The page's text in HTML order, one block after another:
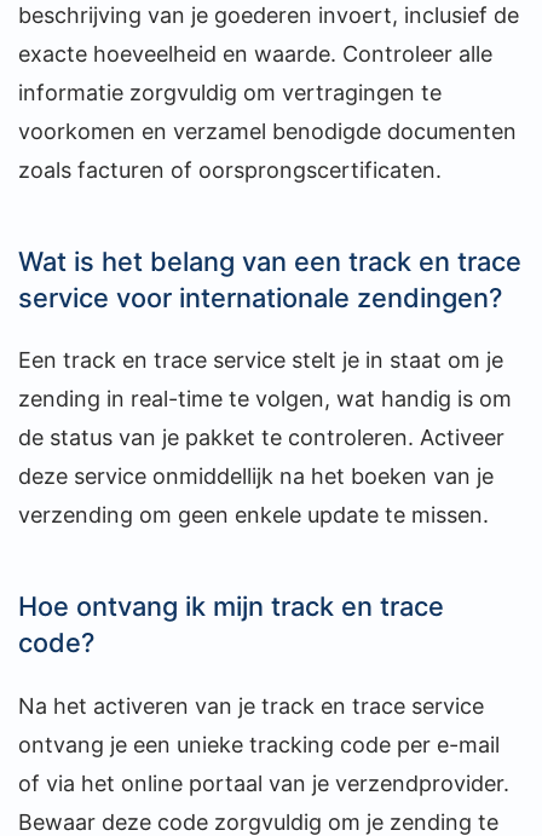
beschrijving van je goederen invoert, inclusief de
exacte hoeveelheid en waarde. Controleer alle
informatie zorgvuldig om vertragingen te
voorkomen en verzamel benodigde documenten
zoals facturen of oorsprongscertificaten.
Wat is het belang van een track en trace
service voor internationale zendingen?
Een track en trace service stelt je in staat om je
zending in real-time te volgen, wat handig is om
de status van je pakket te controleren. Activeer
deze service onmiddellijk na het boeken van je
verzending om geen enkele update te missen.
Hoe ontvang ik mijn track en trace
code?
Na het activeren van je track en trace service
ontvang je een unieke tracking code per e-mail
of via het online portaal van je verzendprovider.
Bewaar deze code zorgvuldig om je zending te